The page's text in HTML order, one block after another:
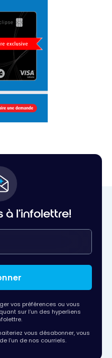
à l'infolettre!
vos préférences ou vous
sur l’un des hyperliens
vous désabonner, vous
l’un de nos courriels.